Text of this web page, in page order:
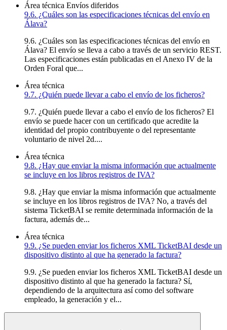
Área técnica Envíos diferidos
9.6. ¿Cuáles son las especificaciones técnicas del envío en
Álava?
9.6. ¿Cuáles son las especificaciones técnicas del envío en
Álava? El envío se lleva a cabo a través de un servicio REST.
Las especificaciones están publicadas en el Anexo IV de la
Orden Foral que...
Área técnica
9.7. ¿Quién puede llevar a cabo el envío de los ficheros?
9.7. ¿Quién puede llevar a cabo el envío de los ficheros? El
envío se puede hacer con un certificado que acredite la
identidad del propio contribuyente o del representante
voluntario de nivel 2d....
Área técnica
9.8. ¿Hay que enviar la misma información que actualmente
se incluye en los libros registros de IVA?
9.8. ¿Hay que enviar la misma información que actualmente
se incluye en los libros registros de IVA? No, a través del
sistema TicketBAI se remite determinada información de la
factura, además de...
Área técnica
9.9. ¿Se pueden enviar los ficheros XML TicketBAI desde un
dispositivo distinto al que ha generado la factura?
9.9. ¿Se pueden enviar los ficheros XML TicketBAI desde un
dispositivo distinto al que ha generado la factura? Sí,
dependiendo de la arquitectura así como del software
empleado, la generación y el...